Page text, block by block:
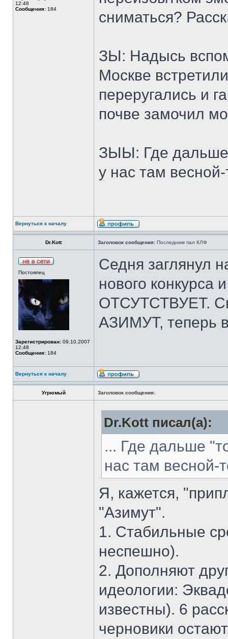
12:48
Сообщения: 184
сниматься?
ЗЫ: Надысь
Москве
переругались и
почве замочил
ЗЫЫ: Где дальше
у нас там
Вернуться к началу
Dr.Kott Заголовок сообщения: Последним пал КЛФ
Постоялец
Зарегистрирован: 09.10.2007
12:48
Сообщения: 184
Седня заглянул
нового
ОТСУТСТВУЕТ.
АЗИМУТ, теперь
Вернуться к началу
Угрюмый Заголовок сообщения:
Dr.Kott писал(а):
... Где дальше
нас там весной-
Я, кажется,
"Азимут".
1. Стабильные
неспешно).
2. Дополняют
идеологии:
известны). 6
черновики